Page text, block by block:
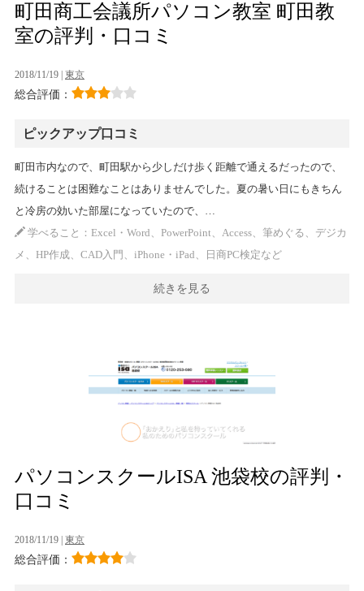
町田商工会議所パソコン教室 町田教
室の評判・口コミ
2018/11/19 | 東京
総合評価：
ピックアップ口コミ
町田市内なので、町田駅から少しだけ歩く距離で通えるだったので、
続けることは困難なことはありませんでした。夏の暑い日にもきちん
と冷房の効いた部屋になっていたので、…
学べること：Excel・Word、PowerPoint、Access、筆めぐる、デジカ
メ、HP作成、CAD入門、iPhone・iPad、日商PC検定など
続きを見る
パソコンスクールISA 池袋校の評判・
口コミ
2018/11/19 | 東京
総合評価：